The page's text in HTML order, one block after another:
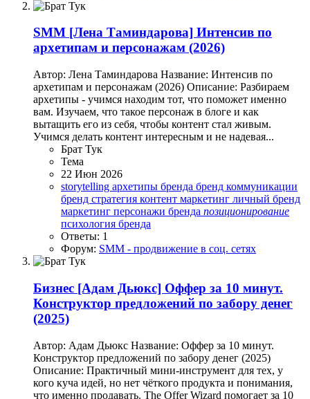
SMM [Лена Таминдарова] Интенсив по
архетипам и персонажам (2026)
Автор: Лена Таминдарова Название: Интенсив по
архетипам и персонажам (2026) Описание: Разбираем
архетипы - учимся находим тот, что поможет именно
вам. Изучаем, что такое персонаж в блоге и как
вытащить его из себя, чтобы контент стал живым.
Учимся делать контент интересным и не надевая...
Брат Тук
Тема
22 Июн 2026
storytelling архетипы бренда бренд коммуникации
бренд стратегия контент маркетинг личный бренд
маркетинг персонажи бренда позиционирование
психология бренда
Ответы: 1
Форум: SMM - продвижение в соц. сетях
Бизнес [Адам Дьюкс] Оффер за 10 минут.
Конструктор предложений по забору денег
(2025)
Автор: Адам Дьюкс Название: Оффер за 10 минут.
Конструктор предложений по забору денег (2025)
Описание: Практичный мини-инструмент для тех, у
кого куча идей, но нет чёткого продукта и понимания,
что именно продавать. The Offer Wizard помогает за 10